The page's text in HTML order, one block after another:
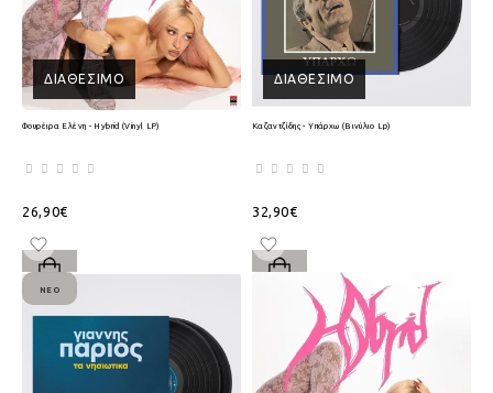
ΔΙΑΘΈΣΙΜΟ
Φουρέιρα Ελένη - Hybrid (Vinyl LP)
26,90€
ΔΙΑΘΈΣΙΜΟ
Καζαντζίδης - Υπάρχω (Βινύλιο Lp)
32,90€
ΝΈΟ